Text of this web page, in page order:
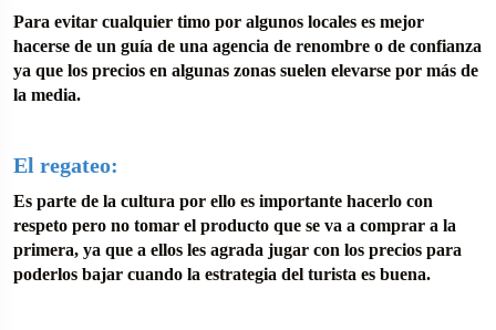
Para evitar cualquier timo por algunos locales es mejor
hacerse de un guía de una agencia de renombre o de confianza
ya que los precios en algunas zonas suelen elevarse por más de
la media.
El regateo:
Es parte de la cultura por ello es importante hacerlo con
respeto pero no tomar el producto que se va a comprar a la
primera, ya que a ellos les agrada jugar con los precios para
poderlos bajar cuando la estrategia del turista es buena.